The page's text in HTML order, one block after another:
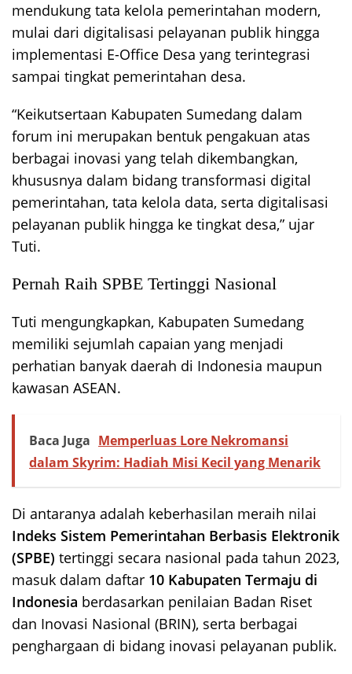
mendukung tata kelola pemerintahan modern,
mulai dari digitalisasi pelayanan publik hingga
implementasi E-Office Desa yang terintegrasi
sampai tingkat pemerintahan desa.
“Keikutsertaan Kabupaten Sumedang dalam
forum ini merupakan bentuk pengakuan atas
berbagai inovasi yang telah dikembangkan,
khususnya dalam bidang transformasi digital
pemerintahan, tata kelola data, serta digitalisasi
pelayanan publik hingga ke tingkat desa,” ujar
Tuti.
Pernah Raih SPBE Tertinggi Nasional
Tuti mengungkapkan, Kabupaten Sumedang
memiliki sejumlah capaian yang menjadi
perhatian banyak daerah di Indonesia maupun
kawasan ASEAN.
Baca Juga Memperluas Lore Nekromansi
dalam Skyrim: Hadiah Misi Kecil yang Menarik
Di antaranya adalah keberhasilan meraih nilai
Indeks Sistem Pemerintahan Berbasis Elektronik
(SPBE) tertinggi secara nasional pada tahun 2023,
masuk dalam daftar 10 Kabupaten Termaju di
Indonesia berdasarkan penilaian Badan Riset
dan Inovasi Nasional (BRIN), serta berbagai
penghargaan di bidang inovasi pelayanan publik.